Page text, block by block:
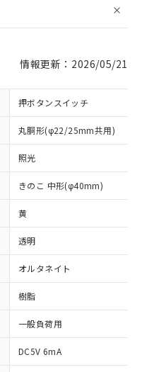
情報更新：2026/05/21
押ボタンスイッチ
丸胴形(φ22/25mm共用)
照光
きのこ 中形(φ40mm)
黄
透明
オルタネイト
樹脂
一般負荷用
DC5V 6mA